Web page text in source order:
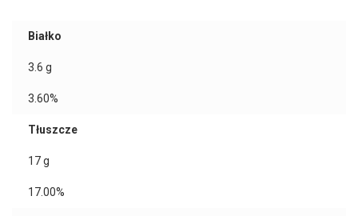
Białko
3.6 g
3.60%
Tłuszcze
17g
17.00%